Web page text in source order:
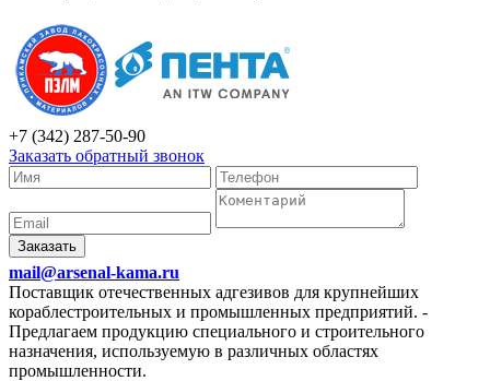
+7 (342) 287-50-90
Заказать обратный звонок
Заказать
mail@arsenal-kama.ru
Поставщик отечественных адгезивов для крупнейших
кораблестроительных и промышленных предприятий. -
Предлагаем продукцию специального и строительного
назначения, используемую в различных областях
промышленности.